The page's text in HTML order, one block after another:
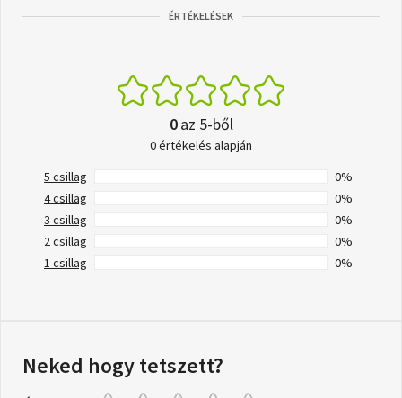
ÉRTÉKELÉSEK
0az 5-ből
0 értékelés alapján
5 csillag
0%
4 csillag
0%
3 csillag
0%
2 csillag
0%
1 csillag
0%
Neked hogy tetszett?